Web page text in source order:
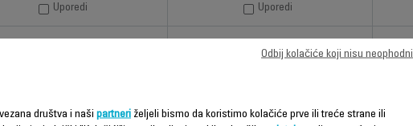
Uporedi Uporedi
društva i naši partneri željeli bismo da koristimo kolačiće prve ili treće strane ili
Odbij kolačiće koji nisu neophodni